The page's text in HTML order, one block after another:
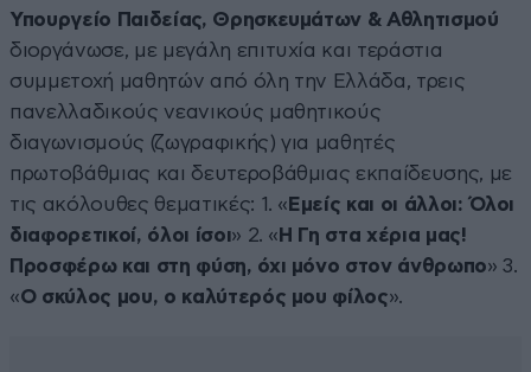
Υπουργείο Παιδείας, Θρησκευμάτων & Αθλητισμού
διοργάνωσε, με μεγάλη επιτυχία και τεράστια
συμμετοχή μαθητών από όλη την Ελλάδα, τρεις
πανελλαδικούς νεανικούς μαθητικούς
διαγωνισμούς (ζωγραφικής) για μαθητές
πρωτοβάθμιας και δευτεροβάθμιας εκπαίδευσης, με
τις ακόλουθες θεματικές: 1. « Εμείς και οι άλλοι: Όλοι
διαφορετικοί, όλοι ίσοι» 2. « Η Γη στα χέρια μας!
Προσφέρω και στη φύση, όχι μόνο στον άνθρωπο» 3.
«Ο σκύλος μου, ο καλύτερός μου φίλος».